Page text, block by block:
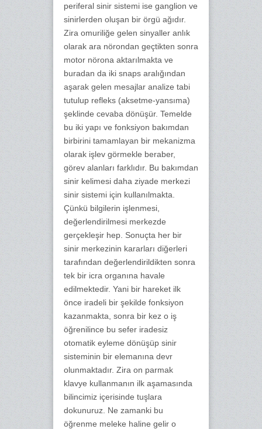
periferal sinir sistemi ise ganglion ve
sinirlerden oluşan bir örgü ağıdır.
Zira omuriliğe gelen sinyaller anlık
olarak ara nörondan geçtikten sonra
motor nörona aktarılmakta ve
buradan da iki snaps aralığından
aşarak gelen mesajlar analize tabi
tutulup refleks (aksetme-yansıma)
şeklinde cevaba dönüşür. Temelde
bu iki yapı ve fonksiyon bakımdan
birbirini tamamlayan bir mekanizma
olarak işlev görmekle beraber,
görev alanları farklıdır. Bu bakımdan
sinir kelimesi daha ziyade merkezi
sinir sistemi için kullanılmakta.
Çünkü bilgilerin işlenmesi,
değerlendirilmesi merkezde
gerçekleşir hep. Sonuçta her bir
sinir merkezinin kararları diğerleri
tarafından değerlendirildikten sonra
tek bir icra organına havale
edilmektedir. Yani bir hareket ilk
önce iradeli bir şekilde fonksiyon
kazanmakta, sonra bir kez o iş
öğrenilince bu sefer iradesiz
otomatik eyleme dönüşüp sinir
sisteminin bir elemanına devr
olunmaktadır. Zira on parmak
klavye kullanmanın ilk aşamasında
bilincimiz içerisinde tuşlara
dokunuruz. Ne zamanki bu
öğrenme meleke haline gelir o